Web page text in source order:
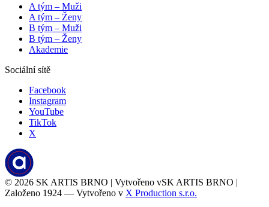
A tým – Muži
A tým – Ženy
B tým – Muži
B tým – Ženy
Akademie
Sociální sítě
Facebook
Instagram
YouTube
TikTok
X
© 2026 SK ARTIS BRNO | Vytvořeno vSK ARTIS BRNO |
Založeno 1924 — Vytvořeno v X Production s.r.o.